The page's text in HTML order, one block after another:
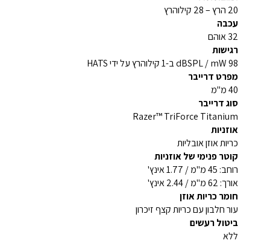
20 הרץ – 28 קילוהרץ
עכבה
32 אוהם
רגישות
98 dBSPL / mW ב-1 קילוהרץ על ידי HATS
מפרט דרייבר
40 מ"מ
סוג דרייבר
Razer™ TriForce Titanium
אוזניות
כריות אוזן אובליות
קוטר פנימי של אוזניות
רוחב: 45 מ"מ / 1.77 אינץ'
אורך: 62 מ"מ / 2.44 אינץ'
חומר כריות אוזן
עור חלבון עם כריות קצף זיכרון
ביטול רעשים
ללא